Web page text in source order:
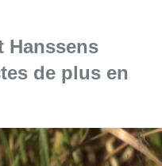
Hanssens
de plus en